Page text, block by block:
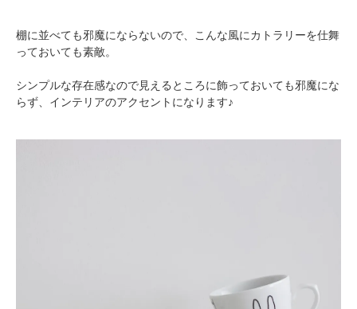
棚に並べても邪魔にならないので、こんな風にカトラリーを仕舞
っておいても素敵。
シンプルな存在感なので見えるところに飾っておいても邪魔にな
らず、インテリアのアクセントになります♪